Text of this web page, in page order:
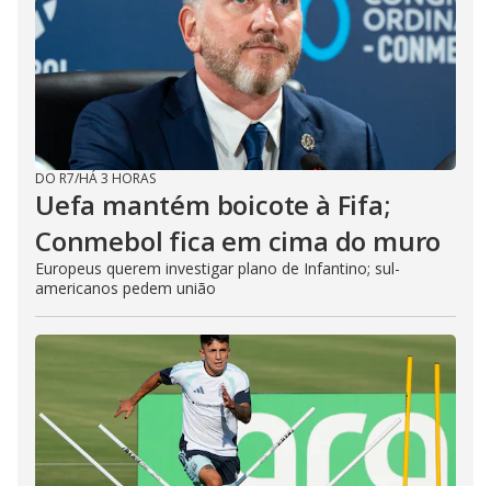
DO R7/HÁ 3 HORAS
Uefa mantém boicote à Fifa;
Conmebol fica em cima do muro
Europeus querem investigar plano de Infantino; sul-
americanos pedem união